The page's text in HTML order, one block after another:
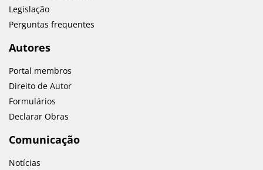
Legislação
Perguntas frequentes
Autores
Portal membros
Direito de Autor
Formulários
Declarar Obras
Comunicação
Notícias